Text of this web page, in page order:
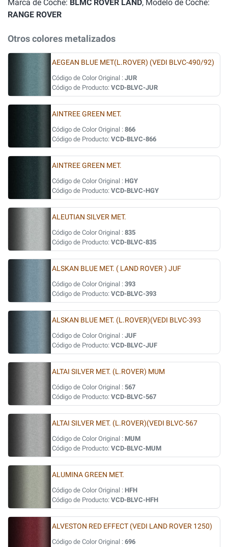
Marca de Coche: BLMC ROVER LAND, Modelo de Coche:
RANGE ROVER
Otros colores metalizados
AEGEAN BLUE MET(L.ROVER) (VEDI BLVC-490/92)
Código de Color Original : JUR
Código de Producto: VCD-BLVC-JUR
AINTREE GREEN MET.
Código de Color Original : 866
Código de Producto: VCD-BLVC-866
AINTREE GREEN MET.
Código de Color Original : HGY
Código de Producto: VCD-BLVC-HGY
ALEUTIAN SILVER MET.
Código de Color Original : 835
Código de Producto: VCD-BLVC-835
ALSKAN BLUE MET. ( LAND ROVER ) JUF
Código de Color Original : 393
Código de Producto: VCD-BLVC-393
ALSKAN BLUE MET. (L.ROVER)(VEDI BLVC-393
Código de Color Original : JUF
Código de Producto: VCD-BLVC-JUF
ALTAI SILVER MET. (L.ROVER) MUM
Código de Color Original : 567
Código de Producto: VCD-BLVC-567
ALTAI SILVER MET. (L.ROVER)(VEDI BLVC-567
Código de Color Original : MUM
Código de Producto: VCD-BLVC-MUM
ALUMINA GREEN MET.
Código de Color Original : HFH
Código de Producto: VCD-BLVC-HFH
ALVESTON RED EFFECT (VEDI LAND ROVER 1250)
Código de Color Original : 696